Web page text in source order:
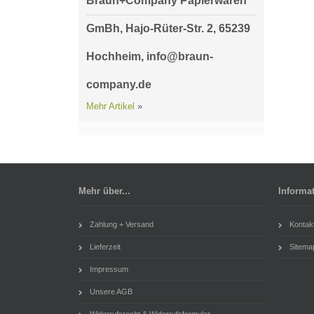
GmBh, Hajo-Rüter-Str. 2, 65239
Hochheim, info@braun-
company.de
Mehr Artikel »
Mehr über...
Zahlung + Versand
Lieferzeit
Impressum
Unsere AGB